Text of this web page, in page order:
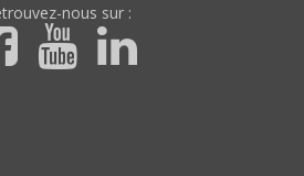
nous sur :